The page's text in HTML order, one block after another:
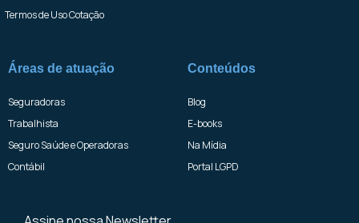
Termos de Uso Cotação
Áreas de atuação
Seguradoras
Trabalhista
Seguro Saúde e Operadoras
Contábil
Conteúdos
Blog
E-books
Na Mídia
Portal LGPD